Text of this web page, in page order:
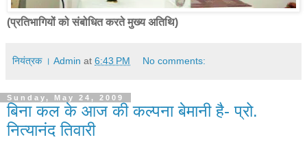
(प्रतिभागियों को संबोधित करते मुख्य अतिथि)
नियंत्रक । Admin at 6:43 PM No comments:
Sunday, May 24, 2009
बिना कल के आज की कल्पना बेमानी है- प्रो.
नित्यानंद तिवारी